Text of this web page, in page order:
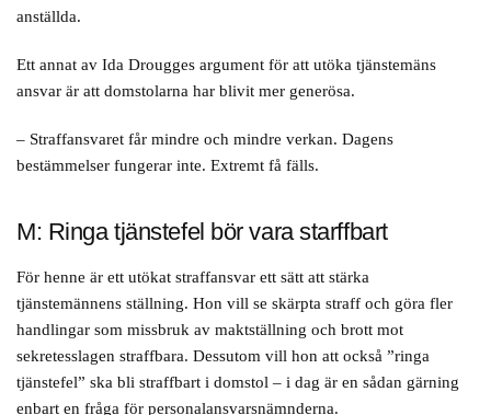
besluta om disciplinära åtgärder. De kan exempelvis besluta om
annat i de fall då den anställde kan skada myndighetens anseende
eller försvåra en pågående utredning.
misstanke om brott. Det sker då enligt lagen om offentlig
anställning, Loa, och Villkorsavtalet.
Ärenden som tagits upp i nämnderna kan överklagas till
Arbetsdomstol eller tingsrätt.
tjänstefel enligt skadeståndslagen.
Stat och kommun kan exempelvis bli skyldiga att betala
skadestånd för personskada, sakskada eller förmögenhetsskada som
orsakats av fel eller försummelse vid myndighetsutövning. Den
anställda.
Ett annat av Ida Drougges argument för att utöka tjänstemäns
ansvar är att domstolarna har blivit mer generösa.
– Straffansvaret får mindre och mindre verkan. Dagens
bestämmelser fungerar inte. Extremt få fälls.
M: Ringa tjänstefel bör vara starffbart
För henne är ett utökat straffansvar ett sätt att stärka
tjänstemännens ställning. Hon vill se skärpta straff och göra fler
handlingar som missbruk av maktställning och brott mot
sekretesslagen straffbara. Dessutom vill hon att också ”ringa
tjänstefel” ska bli straffbart i domstol – i dag är en sådan gärning
enbart en fråga för personalansvarsnämnderna.